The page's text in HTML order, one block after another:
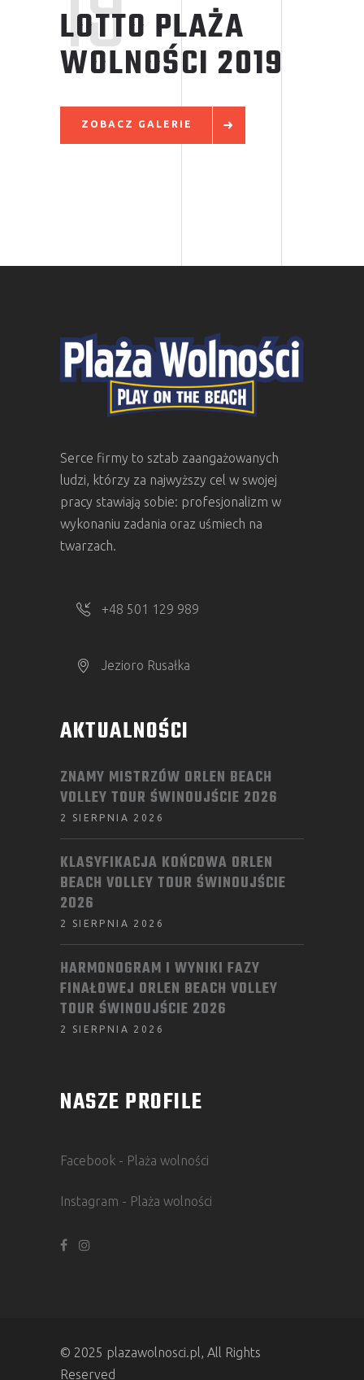
LOTTO PLAŻA
WOLNOŚCI 2019
ZOBACZ GALERIE
Serce firmy to sztab zaangażowanych
ludzi, którzy za najwyższy cel w swojej
pracy stawiają sobie: profesjonalizm w
wykonaniu zadania oraz uśmiech na
twarzach.
+48 501 129 989
Jezioro Rusałka
AKTUALNOŚCI
ZNAMY MISTRZÓW ORLEN BEACH
VOLLEY TOUR ŚWINOUJŚCIE 2026
2 SIERPNIA 2026
KLASYFIKACJA KOŃCOWA ORLEN
BEACH VOLLEY TOUR ŚWINOUJŚCIE
2026
2 SIERPNIA 2026
HARMONOGRAM I WYNIKI FAZY
FINAŁOWEJ ORLEN BEACH VOLLEY
TOUR ŚWINOUJŚCIE 2026
2 SIERPNIA 2026
NASZE PROFILE
Facebook - Plaża wolności
Instagram - Plaża wolności
© 2025 plazawolnosci.pl, All Rights
Reserved